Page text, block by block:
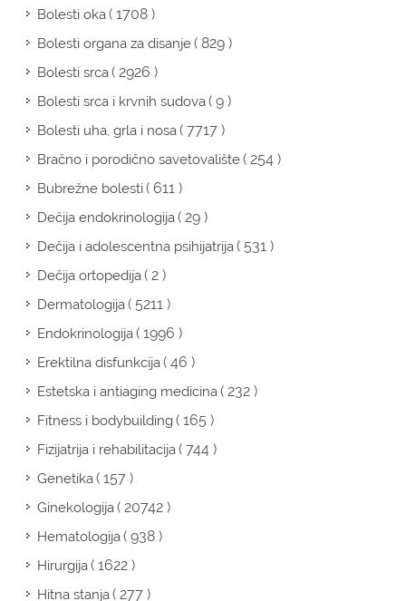
Bolesti oka( 1708 )
Bolesti organa za disanje( 829 )
Bolesti srca( 2926 )
Bolesti srca i krvnih sudova( 9 )
Bolesti uha, grla i nosa( 7717 )
Bračno i porodično savetovalište( 254 )
Bubrežne bolesti( 611 )
Dečija endokrinologija( 29 )
Dečija i adolescentna psihijatrija( 531 )
Dečija ortopedija( 2 )
Dermatologija( 5211 )
Endokrinologija( 1996 )
Erektilna disfunkcija( 46 )
Estetska i antiaging medicina( 232 )
Fitness i bodybuilding( 165 )
Fizijatrija i rehabilitacija( 744 )
Genetika( 157 )
Ginekologija( 20742 )
Hematologija( 938 )
Hirurgija( 1622 )
Hitna stanja( 277 )